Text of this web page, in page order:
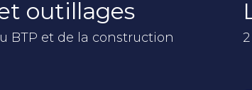
outillages
BTP et de la construction